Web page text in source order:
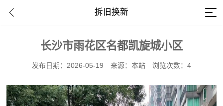
拆旧换新
长沙市雨花区名都凯旋城小区
发布日期：2026-05-19 来源：本站 浏览次数：4